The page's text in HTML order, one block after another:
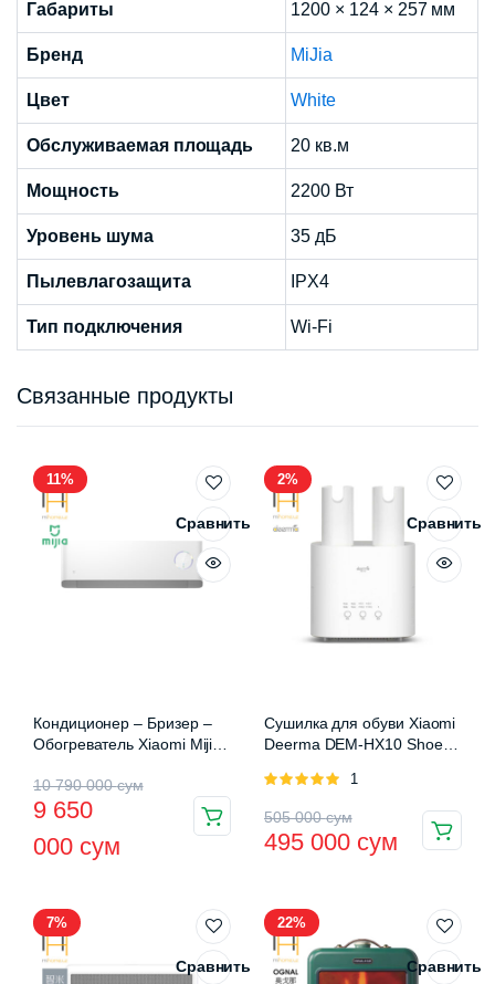
Габариты 1200 × 124 × 257 мм
Бренд MiJia
Цвет White
Обслуживаемая площадь 20 кв.м
Мощность 2200 Вт
Уровень шума 35 дБ
Пылевлагозащита IPX4
Тип подключения Wi-Fi
Связанные продукты
11%
Сравнить
Кондиционер – Бризер –
Обогреватель Xiaomi Mijia
35GW/F3A1)
10 790 000сум
Первоначальная
цена
составляла
790
000 сум.
9 650
000 сум
Текущая
цена:
9
000 сум.
2%
Сравнить
Сушилка для обуви Xiaomi
Deerma DEM-HX10 Shoe
Оценка
1
505 000сум
Первоначальная
цена
505
000 сум.
495 000 сум
Текущая
цена:
000 сум.
7%
Сравнить
22%
Сравнить